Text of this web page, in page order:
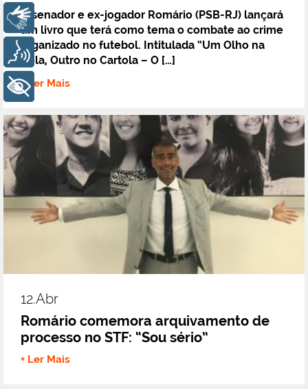
O senador e ex-jogador Romário (PSB-RJ) lançará
um livro que terá como tema o combate ao crime
organizado no futebol. Intitulada “Um Olho na
Bola, Outro no Cartola – O […]
+ Ler Mais
12.abr
Romário comemora arquivamento de
processo no STF: “Sou sério”
+ Ler Mais
Libras
Voz
+ Acessibilidade